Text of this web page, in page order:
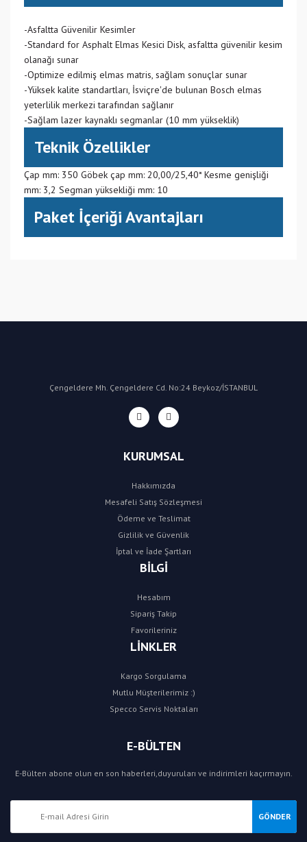
-Asfaltta Güvenilir Kesimler
-Standard for Asphalt Elmas Kesici Disk, asfaltta güvenilir kesim
olanağı sunar
-Optimize edilmiş elmas matris, sağlam sonuçlar sunar
-Yüksek kalite standartları, İsviçre'de bulunan Bosch elmas
yeterlilik merkezi tarafından sağlanır
-Sağlam lazer kaynaklı segmanlar (10 mm yükseklik)
Teknik Özellikler
Çap mm: 350 Göbek çap mm: 20,00/25,40* Kesme genişliği
mm: 3,2 Segman yüksekliği mm: 10
Paket İçeriği Avantajları
Çengeldere Mh. Çengeldere Cd. No:24 Beykoz/İSTANBUL
KURUMSAL
Hakkımızda
Mesafeli Satış Sözleşmesi
Ödeme ve Teslimat
Gizlilik ve Güvenlik
İptal ve İade Şartları
BİLGİ
Hesabım
Sipariş Takip
Favorileriniz
LİNKLER
Kargo Sorgulama
Mutlu Müşterilerimiz :)
Specco Servis Noktaları
E-BÜLTEN
E-Bülten abone olun en son haberleri,duyuruları ve indirimleri kaçırmayın.
GÖNDER